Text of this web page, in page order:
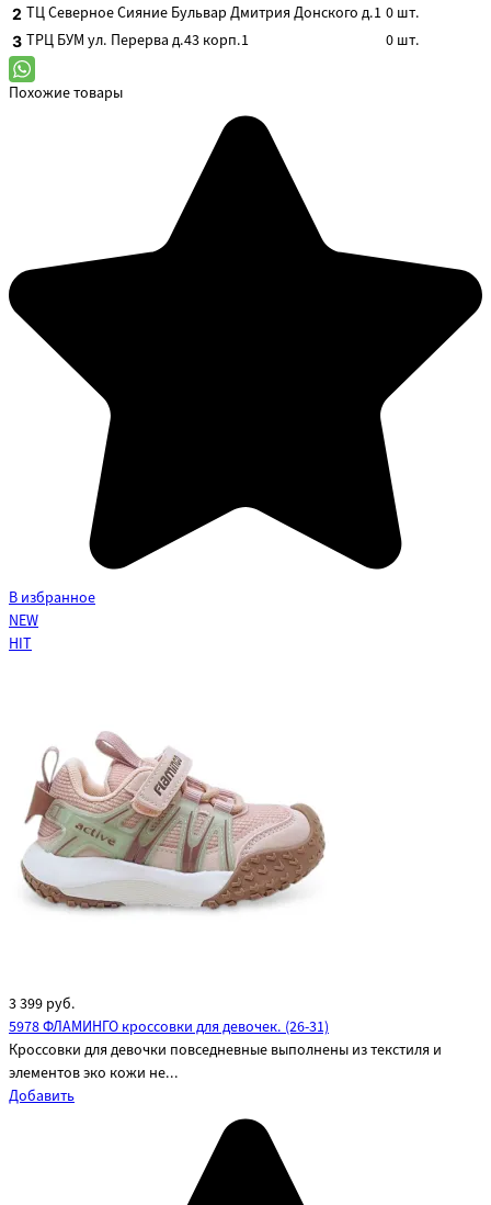
2 ТЦ Северное Сияние Бульвар Дмитрия Донского д.1 0 шт.
3 ТРЦ БУМ ул. Перерва д.43 корп.1 0 шт.
Похожие товары
В избранное
NEW
HIT
3 399 руб.
5978 ФЛАМИНГО кроссовки для девочек. (26-31)
Кроссовки для девочки повседневные выполнены из текстиля и
элементов эко кожи не...
Добавить